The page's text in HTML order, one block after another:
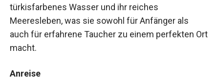
türkisfarbenes Wasser und ihr reiches
Meeresleben, was sie sowohl für Anfänger als
auch für erfahrene Taucher zu einem perfekten Ort
macht.
Anreise